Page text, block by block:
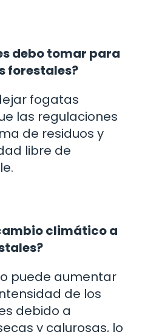
debo tomar para
forestales?
fogatas
las regulaciones
de residuos y
libre de
climático a
puede aumentar
de los
debido a
y calurosas, lo